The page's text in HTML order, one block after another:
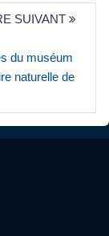
SUIVANT
du muséum
naturelle de